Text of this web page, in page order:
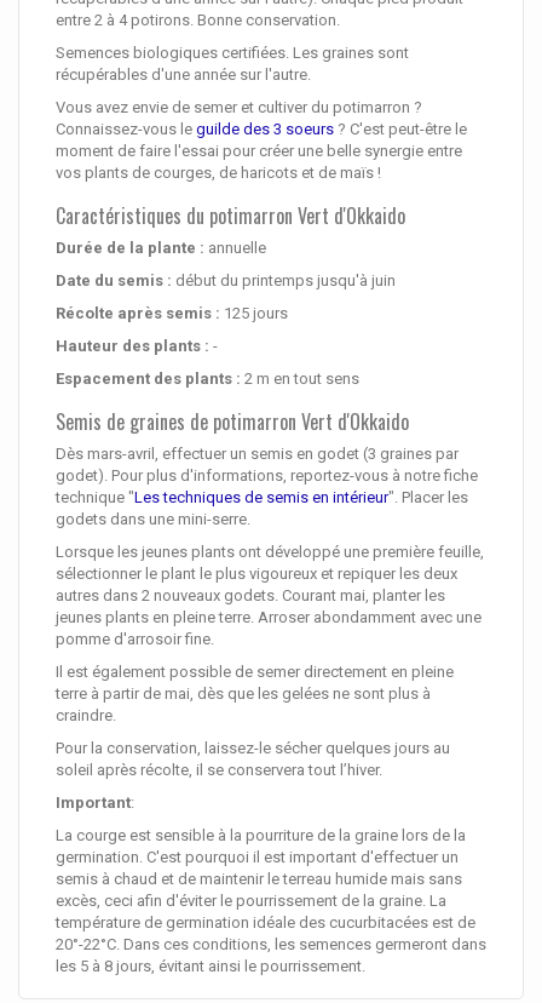
entre 2 à 4 potirons. Bonne conservation.
Semences biologiques certifiées. Les graines sont
récupérables d'une année sur l'autre.
Vous avez envie de semer et cultiver du potimarron ?
Connaissez-vous le guilde des 3 soeurs ? C'est peut-être le
moment de faire l'essai pour créer une belle synergie entre
vos plants de courges, de haricots et de maïs !
Caractéristiques du potimarron Vert d'Okkaido
Durée de la plante : annuelle
Date du semis : début du printemps jusqu'à juin
Récolte après semis : 125 jours
Hauteur des plants : -
Espacement des plants : 2 m en tout sens
Semis de graines de potimarron Vert d'Okkaido
Dès mars-avril, effectuer un semis en godet (3 graines par
godet). Pour plus d'informations, reportez-vous à notre fiche
technique "Les techniques de semis en intérieur". Placer les
godets dans une mini-serre.
Lorsque les jeunes plants ont développé une première feuille,
sélectionner le plant le plus vigoureux et repiquer les deux
autres dans 2 nouveaux godets. Courant mai, planter les
jeunes plants en pleine terre. Arroser abondamment avec une
pomme d'arrosoir fine.
Il est également possible de semer directement en pleine
terre à partir de mai, dès que les gelées ne sont plus à
craindre.
Pour la conservation, laissez-le sécher quelques jours au
soleil après récolte, il se conservera tout l’hiver.
Important:
La courge est sensible à la pourriture de la graine lors de la
germination. C'est pourquoi il est important d'effectuer un
semis à chaud et de maintenir le terreau humide mais sans
excès, ceci afin d'éviter le pourrissement de la graine. La
température de germination idéale des cucurbitacées est de
20°-22°C. Dans ces conditions, les semences germeront dans
les 5 à 8 jours, évitant ainsi le pourrissement.